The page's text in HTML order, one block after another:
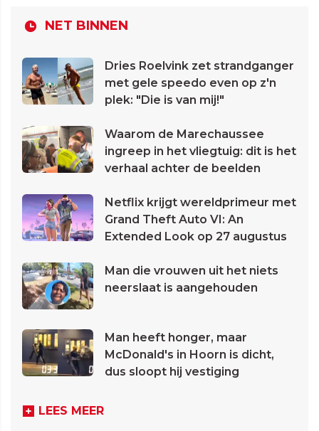
NET BINNEN
Dries Roelvink zet strandganger
met gele speedo even op z'n
plek: "Die is van mij!"
Waarom de Marechaussee
ingreep in het vliegtuig: dit is het
verhaal achter de beelden
Netflix krijgt wereldprimeur met
Grand Theft Auto VI: An
Extended Look op 27 augustus
Man die vrouwen uit het niets
neerslaat is aangehouden
Man heeft honger, maar
McDonald's in Hoorn is dicht,
dus sloopt hij vestiging
LEES MEER